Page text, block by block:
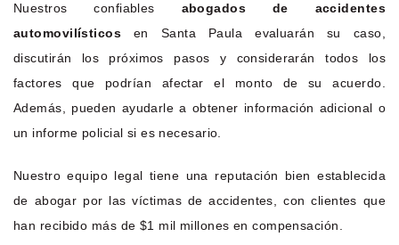
Nuestros confiables abogados de accidentes
automovilísticos en Santa Paula evaluarán su caso,
discutirán los próximos pasos y considerarán todos los
factores que podrían afectar el monto de su acuerdo.
Además, pueden ayudarle a obtener información adicional o
un informe policial si es necesario.
Nuestro equipo legal tiene una reputación bien establecida
de abogar por las víctimas de accidentes, con clientes que
han recibido más de $1 mil millones en compensación.